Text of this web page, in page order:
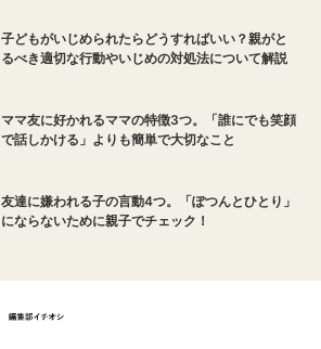
子どもがいじめられたらどうすればいい？親がと
るべき適切な行動やいじめの対処法について解説
ママ友に好かれるママの特徴3つ。「誰にでも笑顔
で話しかける」よりも簡単で大切なこと
友達に嫌われる子の言動4つ。「ぽつんとひとり」
にならないために親子でチェック！